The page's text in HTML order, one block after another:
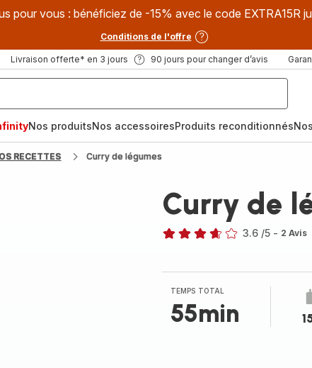
pour vous : bénéficiez de -15% avec le code EXTRA15R
Conditions de l'offre
Livraison offerte* en 3 jours 90 jours pour changer d’avis
Nos produitsNos accessoiresProduits reconditionnés
RECETTES Curry de légumes
Curry de
3.6 /5 - 2 Avis
TEMPS TOTAL
55min